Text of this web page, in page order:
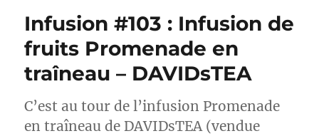
Thé
Le
secret
du
Père
Noël
–
Infusion #103 : Infusion de
fruits Promenade en
traîneau – DAVIDsTEA
C’est au tour de l’infusion Promenade
en traîneau de DAVIDsTEA (vendue